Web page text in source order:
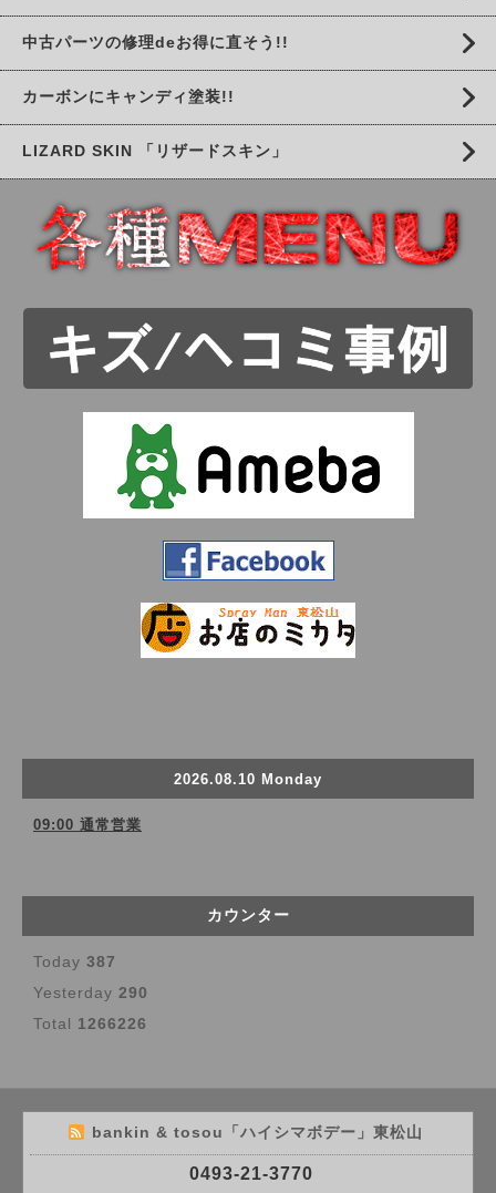
中古パーツの修理deお得に直そう!!
カーボンにキャンディ塗装!!
LIZARD SKIN 「リザードスキン」
2026.08.10 Monday
09:00 通常営業
カウンター
Today 387
Yesterday 290
Total 1266226
bankin & tosou「ハイシマボデー」東松山
0493-21-3770